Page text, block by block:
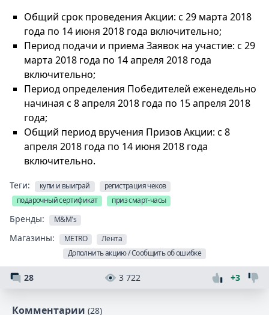
Общий срок проведения Акции: с 29 марта 2018
года по 14 июня 2018 года включительно;
Период подачи и приема Заявок на участие: с 29
марта 2018 года по 14 апреля 2018 года
включительно;
Период определения Победителей еженедельно
начиная с 8 апреля 2018 года по 15 апреля 2018
года;
Общий период вручения Призов Акции: с 8
апреля 2018 года по 14 июня 2018 года
включительно.
Теги: купи и выиграй
регистрация чеков
подарочный сертификат
приз смарт-часы
Бренды: M&M's
Магазины: METRO
Лента
Дополнить акцию / Сообщить об ошибке
28 3 722 +3
Комментарии (28)